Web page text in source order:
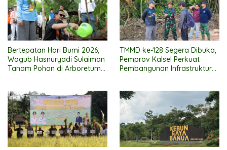
Bertepatan Hari Bumi 2026;
Wagub Hasnuryadi Sulaiman
Tanam Pohon di Arboretum
TMMD ke-128 Segera Dibuka,
Pemprov Kalsel Perkuat
Pembangunan Infrastruktur